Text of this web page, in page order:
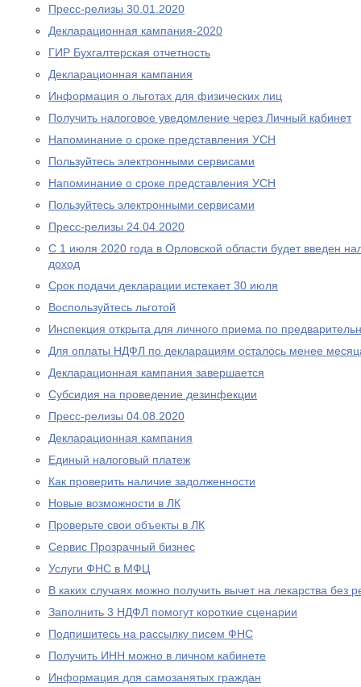
Пресс-релизы 30.01.2020
Декларационная кампания-2020
ГИР Бухгалтерская отчетность
Декларационная кампания
Информация о льготах для физических лиц
Получить налоговое уведомление через Личный кабинет
Напоминание о сроке представления УСН
Пользуйтесь электронными сервисами
Напоминание о сроке представления УСН
Пользуйтесь электронными сервисами
Пресс-релизы 24.04.2020
С 1 июля 2020 года в Орловской области будет введен
доход
Срок подачи декларации истекает 30 июля
Воспользуйтесь льготой
Инспекция открыта для личного приема по
Для оплаты НДФЛ по декларациям осталось менее
Декларационная кампания завершается
Субсидия на проведение дезинфекции
Пресс-релизы 04.08.2020
Декларационная кампания
Единый налоговый платеж
Как проверить наличие задолженности
Новые возможности в ЛК
Проверьте свои объекты в ЛК
Сервис Прозрачный бизнес
Услуги ФНС в МФЦ
В каких случаях можно получить вычет на лекарства без
Заполнить 3 НДФЛ помогут короткие сценарии
Подпишитесь на рассылку писем ФНС
Получить ИНН можно в личном кабинете
Информация для самозанятых граждан